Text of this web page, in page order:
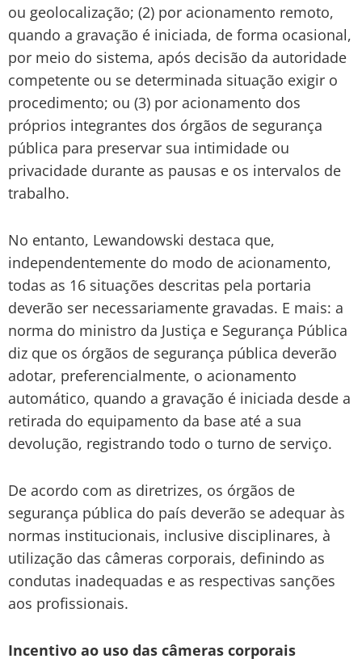
ou geolocalização; (2) por acionamento remoto,
quando a gravação é iniciada, de forma ocasional,
por meio do sistema, após decisão da autoridade
competente ou se determinada situação exigir o
procedimento; ou (3) por acionamento dos
próprios integrantes dos órgãos de segurança
pública para preservar sua intimidade ou
privacidade durante as pausas e os intervalos de
trabalho.
No entanto, Lewandowski destaca que,
independentemente do modo de acionamento,
todas as 16 situações descritas pela portaria
deverão ser necessariamente gravadas. E mais: a
norma do ministro da Justiça e Segurança Pública
diz que os órgãos de segurança pública deverão
adotar, preferencialmente, o acionamento
automático, quando a gravação é iniciada desde a
retirada do equipamento da base até a sua
devolução, registrando todo o turno de serviço.
De acordo com as diretrizes, os órgãos de
segurança pública do país deverão se adequar às
normas institucionais, inclusive disciplinares, à
utilização das câmeras corporais, definindo as
condutas inadequadas e as respectivas sanções
aos profissionais.
Incentivo ao uso das câmeras corporais